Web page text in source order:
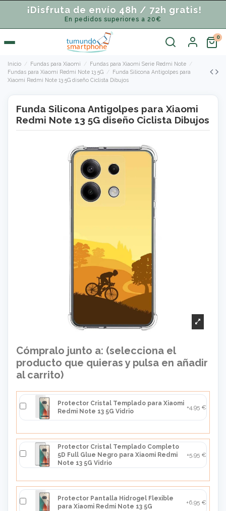
¡Disfruta de envío 48h / 72h gratis!
En pedidos superiores a 20€
Inicio Fundas para Xiaomi
Fundas para Xiaomi Serie Redmi Note
Fundas para Xiaomi Redmi Note 13 5G
Funda Silicona Antigolpes para
Xiaomi Redmi Note 13 5G diseño Ciclista Dibujos
Funda Silicona Antigolpes para Xiaomi
Redmi Note 13 5G diseño Ciclista Dibujos
Cómpralo junto a: (selecciona el
producto que quieras y pulsa en añadir
al carrito)
Protector Cristal Templado para Xiaomi
Redmi Note 13 5G Vidrio
+4,95 €
Protector Cristal Templado Completo
5D Full Glue Negro para Xiaomi Redmi
Note 13 5G Vidrio
+5,95 €
Protector Pantalla Hidrogel Flexible
para Xiaomi Redmi Note 13 5G
+6,95 €